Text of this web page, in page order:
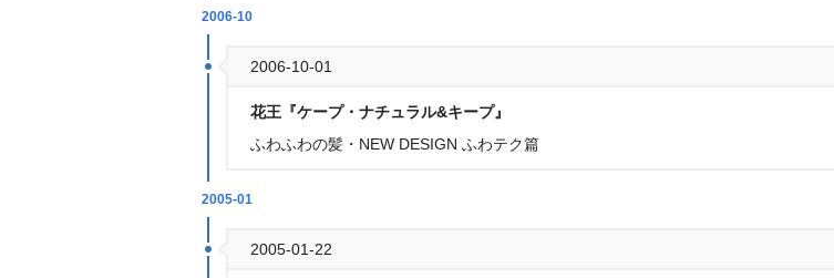
2006-10
2006-10-01
花王『ケープ・ナチュラル&キープ』
ふわふわの髪・NEW DESIGN ふわテク篇
2005-01
2005-01-22